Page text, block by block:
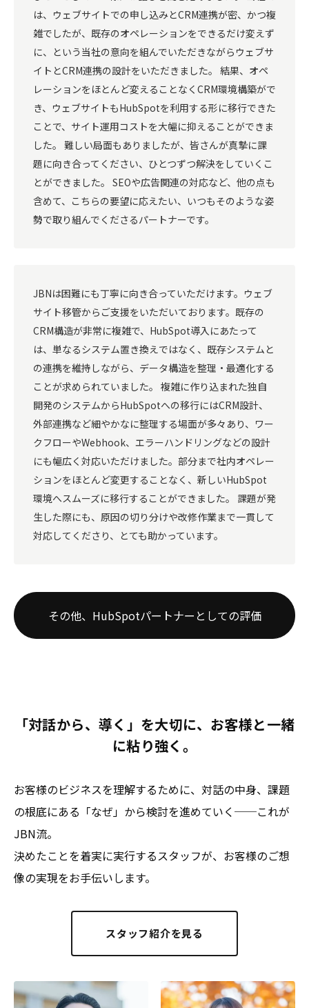
は、ウェブサイトでの申し込みとCRM連携が密、かつ複
雑でしたが、既存のオペレーションをできるだけ変えず
に、という当社の意向を組んでいただきながらウェブサ
イトとCRM連携の設計をいただきました。 結果、オペ
レーションをほとんど変えることなくCRM環境構築がで
き、ウェブサイトもHubSpotを利用する形に移行できた
ことで、サイト運用コストを大幅に抑えることができま
した。 難しい局面もありましたが、皆さんが真摯に課
題に向き合ってください、ひとつずつ解決をしていくこ
とができました。 SEOや広告関連の対応など、他の点も
含めて、こちらの要望に応えたい、いつもそのような姿
勢で取り組んでくださるパートナーです。
JBNは困難にも丁寧に向き合っていただけます。ウェブ
サイト移管からご支援をいただいております。既存の
CRM構造が非常に複雑で、HubSpot導入にあたって
は、単なるシステム置き換えではなく、既存システムと
の連携を維持しながら、データ構造を整理・最適化する
ことが求められていました。 複雑に作り込まれた独自
開発のシステムからHubSpotへの移行にはCRM設計、
外部連携など細やかなに整理する場面が多々あり、ワー
クフローやWebhook、エラーハンドリングなどの設計
にも幅広く対応いただけました。部分まで社内オペレー
ションをほとんど変更することなく、新しいHubSpot
環境へスムーズに移行することができました。 課題が発
生した際にも、原因の切り分けや改修作業まで一貫して
対応してくださり、とても助かっています。
その他、HubSpotパートナーとしての評価
「対話から、導く」を大切に、お客様と一緒
に粘り強く。
お客様のビジネスを理解するために、対話の中身、課題
の根底にある「なぜ」から検討を進めていく──これが
JBN流。
決めたことを着実に実行するスタッフが、お客様のご想
像の実現をお手伝いします。
スタッフ紹介を見る